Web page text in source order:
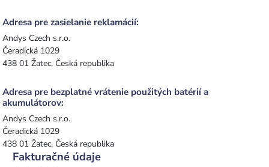
Adresa pre zasielanie reklamácií:
Andys Czech s.r.o.
Čeradická 1029
438 01 Žatec, Česká republika
Adresa pre bezplatné vrátenie použitých batérií a
akumulátorov:
Andys Czech s.r.o.
Čeradická 1029
438 01 Žatec, Česká republika
Fakturačné údaje